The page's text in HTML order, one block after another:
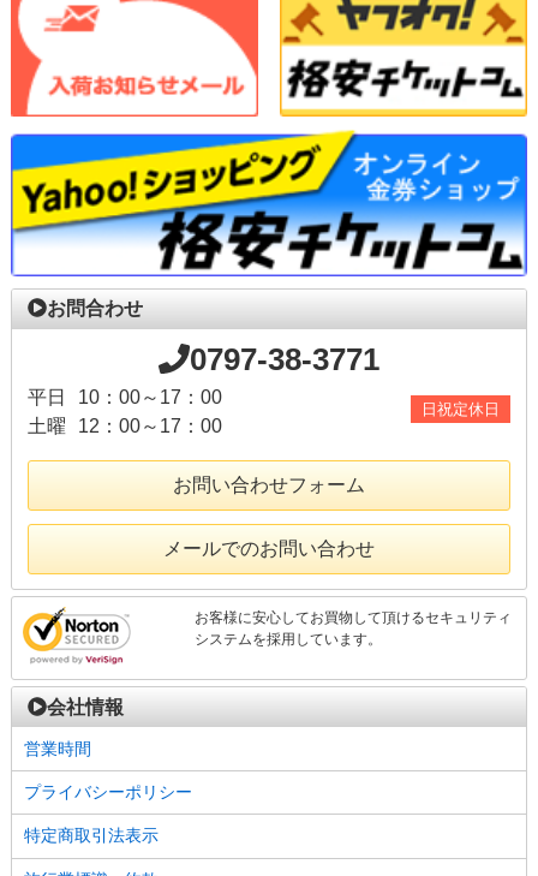
お問合わせ
0797-38-3771
平日
10：00～17：00
土曜
12：00～17：00
日祝定休日
お問い合わせフォーム
メールでのお問い合わせ
お客様に安心してお買物して頂けるセキュリティ
システムを採用しています。
会社情報
営業時間
プライバシーポリシー
特定商取引法表示